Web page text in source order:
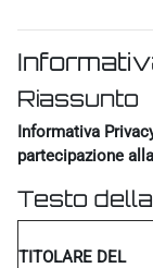
Riassunto
Informativa
partecipazione
Testo
TITOLARE DEL